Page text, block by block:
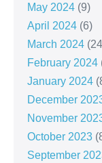
May 2024 (9)
April 2024 (6)
March 2024
February 2024
January 2024
December
November
October 2023
September